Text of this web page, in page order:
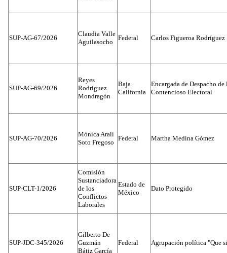
SUP-AG-67/2026
Claudia Valle
Aguilasocho
Federal Carlos Figueroa Rodríguez
SUP-AG-69/2026
Reyes
Rodríguez
Mondragón
Baja
California
Encargada de Despacho
Contencioso Electoral
SUP-AG-70/2026
Mónica Aralí
Soto Fregoso
Federal Martha Medina Gómez
SUP-CLT-1/2026
Comisión
Sustanciadora
de los
Conflictos
Laborales
Estado de
México
Dato Protegido
SUP-JDC-345/2026
Gilberto De
Guzmán
Bátiz García
Federal Agrupación política "Que